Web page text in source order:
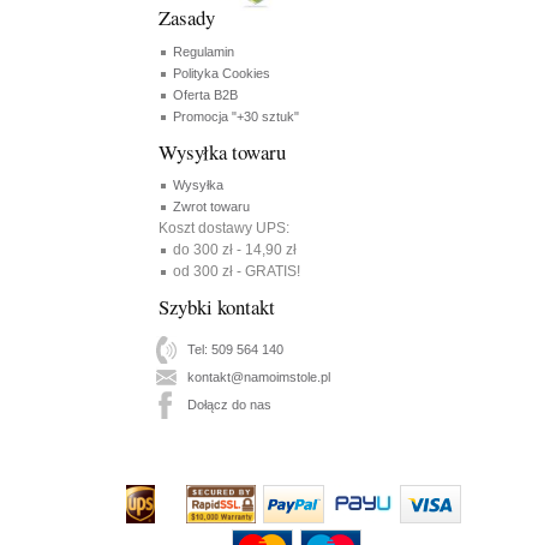
Zasady
Regulamin
Polityka Cookies
Oferta B2B
Promocja "+30 sztuk"
Wysyłka towaru
Wysyłka
Zwrot towaru
Koszt dostawy UPS:
do 300 zł - 14,90 zł
od 300 zł - GRATIS!
Szybki kontakt
Tel: 509 564 140
kontakt@namoimstole.pl
Dołącz do nas